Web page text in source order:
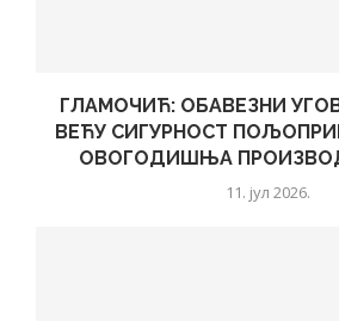
ГЛАМОЧИЋ: ОБАВЕЗНИ
ВЕЋУ СИГУРНОСТ
ОВОГОДИШЊА
11. јул 2026.